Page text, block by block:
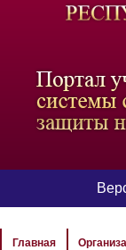
Главная